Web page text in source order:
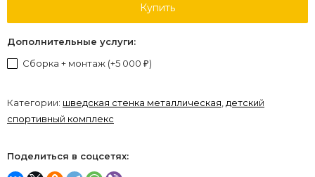
Купить
Дополнительные услуги:
Сборка + монтаж (+5 000 ₽)
Категории: шведская стенка металлическая детский
спортивный комплекс
Поделиться в соцсетях: